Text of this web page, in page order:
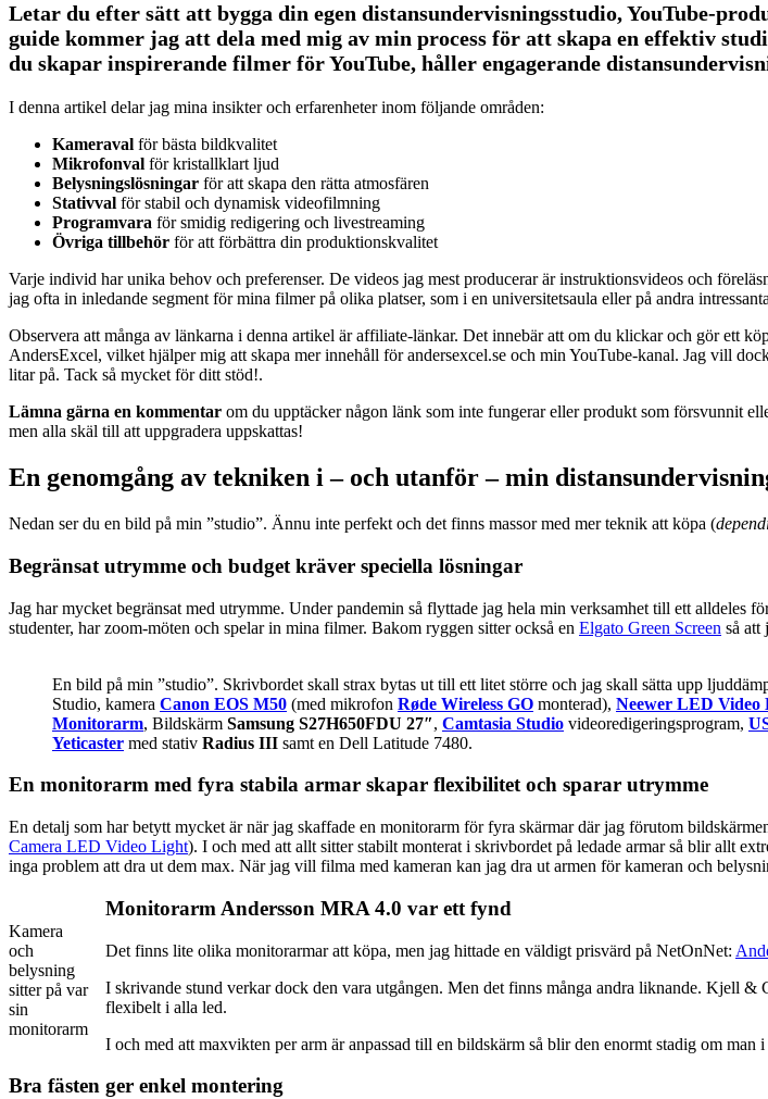
Letar du efter sätt att bygga din egen distansundervisningsstudio, YouTube-
guide kommer jag att dela med mig av min process för att skapa en effektiv
du skapar inspirerande filmer för YouTube, håller engagerande
I denna artikel delar jag mina insikter och erfarenheter inom följande områden:
Kameraval för bästa bildkvalitet
Mikrofonval för kristallklart ljud
Belysningslösningar för att skapa den rätta atmosfären
Stativval för stabil och dynamisk videofilmning
Programvara för smidig redigering och livestreaming
Övriga tillbehör för att förbättra din produktionskvalitet
Varje individ har unika behov och preferenser. De videos jag mest producerar är instruktionsvideos och
jag ofta in inledande segment för mina filmer på olika platser, som i en universitetsaula eller på andra
Observera att många av länkarna i denna artikel är affiliate-länkar. Det innebär att om du klickar och gör ett
AndersExcel, vilket hjälper mig att skapa mer innehåll för andersexcel.se och min YouTube-kanal. Jag vill
litar på. Tack så mycket för ditt stöd!.
Lämna gärna en kommentar om du upptäcker någon länk som inte fungerar eller produkt som försvunnit
men alla skäl till att uppgradera uppskattas!
En genomgång av tekniken i – och utanför – min
Nedan ser du en bild på min ”studio”. Ännu inte perfekt och det finns massor med mer teknik att köpa (
Begränsat utrymme och budget kräver speciella lösningar
Jag har mycket begränsat med utrymme. Under pandemin så flyttade jag hela min verksamhet till ett
studenter, har zoom-möten och spelar in mina filmer. Bakom ryggen sitter också en Elgato Green Screen så
En bild på min ”studio”. Skrivbordet skall strax bytas ut till ett litet större och jag skall sätta upp
Studio, kamera Canon EOS M50 (med mikrofon Røde Wireless GO monterad), Neewer LED Video
Monitorarm, Bildskärm Samsung S27H650FDU 27″, Camtasia Studio videoredigeringsprogram,
Yeticaster med stativ Radius III samt en Dell Latitude 7480.
En monitorarm med fyra stabila armar skapar flexibilitet och sparar utrymme
En detalj som har betytt mycket är när jag skaffade en monitorarm för fyra skärmar där jag förutom
Camera LED Video Light). I och med att allt sitter stabilt monterat i skrivbordet på ledade armar så blir allt
inga problem att dra ut dem max. När jag vill filma med kameran kan jag dra ut armen för kameran och
Kamera
och
belysning
sitter på var
sin
monitorarm
Monitorarm Andersson MRA 4.0 var ett fynd
Det finns lite olika monitorarmar att köpa, men jag hittade en väldigt prisvärd på NetOnNet:
I skrivande stund verkar dock den vara utgången. Men det finns många andra liknande. Kjell &
flexibelt i alla led.
I och med att maxvikten per arm är anpassad till en bildskärm så blir den enormt stadig om man
Bra fästen ger enkel montering